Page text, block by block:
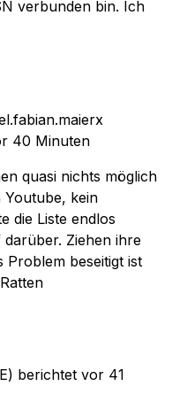
verbunden bin. Ich
40 Minuten
quasi nichts möglich
Youtube, kein
die Liste endlos
Ziehen ihre
Problem beseitigt ist
berichtet vor 41